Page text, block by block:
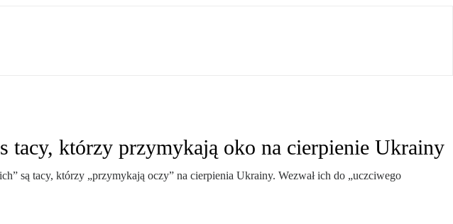
tacy, którzy przymykają oko na cierpienie Ukrainy
są tacy, którzy „przymykają oczy” na cierpienia Ukrainy. Wezwał ich do „uczciwego